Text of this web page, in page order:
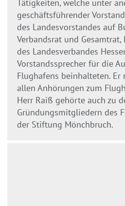
Tätigkeiten, welche unter
geschäftsführender
des Landesvorstandes auf
Verbandsrat und
des Landesverbandes
Vorstandssprecher für die
Flughafens beinhalteten. Er
allen Anhörungen zum
Herr Raiß gehörte auch zu
Gründungsmitgliedern des
der Stiftung Mönchbruch.